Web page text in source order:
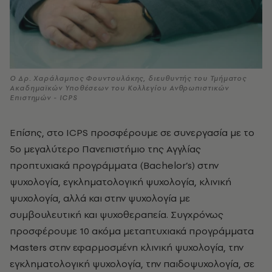
Ο Δρ. Χαράλαμπος Φουντουλάκης, διευθυντής του Τμήματος
Ακαδημαϊκών Υποθέσεων του Κολλεγίου Ανθρωπιστικών
Επιστημών - ICPS
Επίσης, στο ICPS προσφέρουμε σε συνεργασία με το
5ο μεγαλύτερο Πανεπιστήμιο της Αγγλίας
προπτυχιακά προγράμματα (Bachelor’s) στην
ψυχολογία, εγκληματολογική ψυχολογία, κλινική
ψυχολογία, αλλά και στην ψυχολογία με
συμβουλευτική και ψυχοθεραπεία. Συγχρόνως
προσφέρουμε 10 ακόμα μεταπτυχιακά προγράμματα
Μasters στην εφαρμοσμένη κλινική ψυχολογία, την
εγκληματολογική ψυχολογία, την παιδοψυχολογία, σε